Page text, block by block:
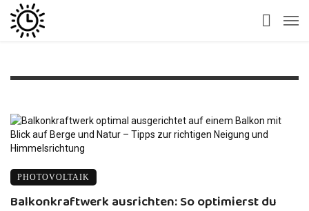
PHOTOVOLTAIK
Balkonkraftwerk ausrichten: So optimierst du